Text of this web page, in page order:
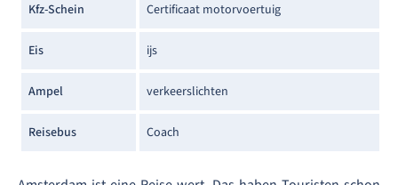
Kfz-Schein Certificaat motorvoertuig
Eis ijs
Ampel verkeerslichten
Reisebus Coach